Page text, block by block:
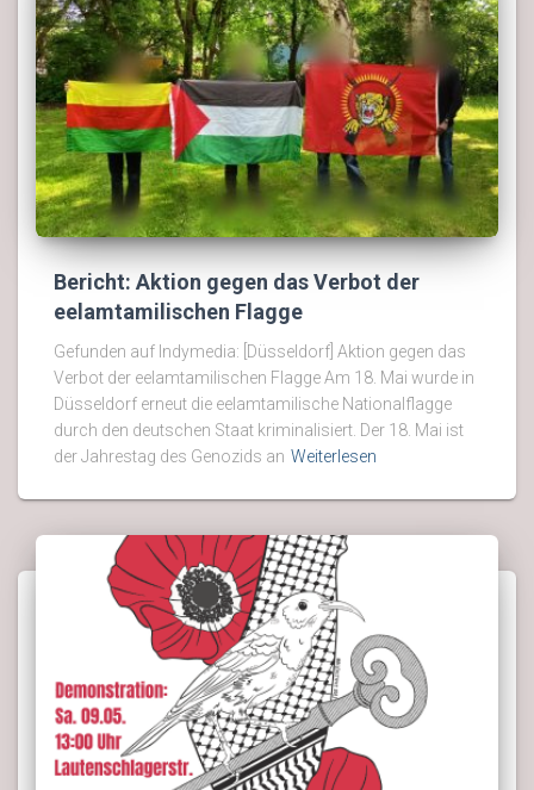
Bericht: Aktion gegen das Verbot der
eelamtamilischen Flagge
Gefunden auf Indymedia: [Düsseldorf] Aktion gegen das
Verbot der eelamtamilischen Flagge Am 18. Mai wurde in
Düsseldorf erneut die eelamtamilische Nationalflagge
durch den deutschen Staat kriminalisiert. Der 18. Mai ist
der Jahrestag des Genozids an Weiterlesen